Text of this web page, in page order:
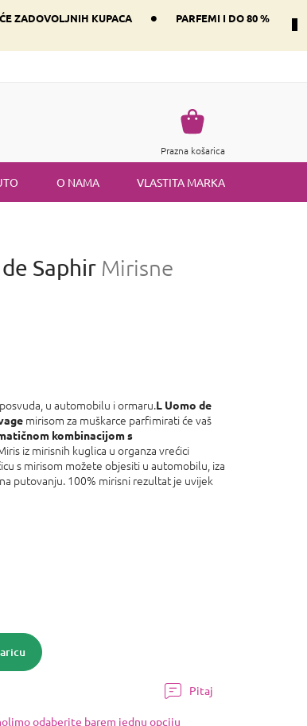
ZADOVOLJNIH KUPACA •
PARFEMI I DO 80 %
Košarica
Prazna košarica
O NAMA VLASTITA MARKA
Saphir Mirisne
u automobilu i ormaru.L Uomo de
mirisom za muškarce parfimirati će vaš
kombinacijom s
iz mirisnih kuglica u organza vrećici
s mirisom možete objesiti u automobilu, iza
putovanju. 100% mirisni rezultat je uvijek
Pitaj
odaberite barem jednu opciju